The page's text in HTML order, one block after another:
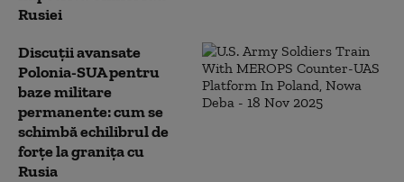
Rusiei
Discuții avansate
Polonia-SUA pentru
baze militare
permanente: cum se
schimbă echilibrul de
forțe la granița cu
Rusia